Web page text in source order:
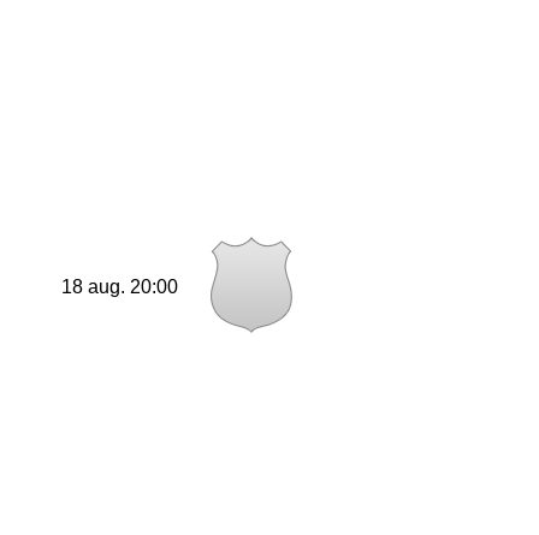
18 aug. 20:00